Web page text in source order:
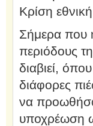
Κρίση εθνική
Σήμερα που
περιόδους
διαβιεί,
διάφορες
να
υποχρέωση